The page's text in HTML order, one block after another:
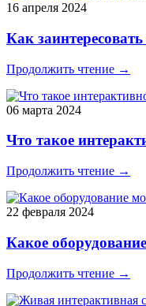
16 апреля 2024
Как
Продолжить чтение →
06 марта 2024
Что такое
Продолжить чтение →
22 февраля 2024
Какое
Продолжить чтение →